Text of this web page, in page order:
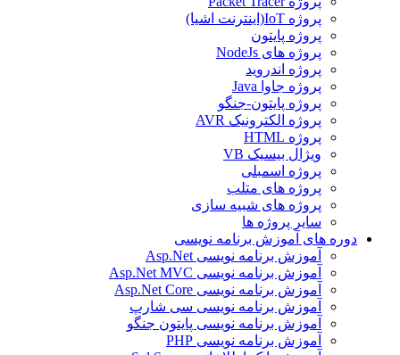
پروژه IoT(اینترنت اشیا)
پروژه پایتون
پروژه های NodeJs
پروژه اندروید
پروژه جاوا Java
پروژه پایتون-جنگو
پروژه الکترونیک AVR
پروژه HTML
ویژال بیسیک VB
پروژه اسمبلی
پروژه های متلب
پروژه های شبیه سازی
سایر پروژه ها
دوره های آموزش برنامه نویسی
آموزش برنامه نویسی Asp.Net
آموزش برنامه نویسی Asp.Net MVC
آموزش برنامه نویسی Asp.Net Core
آموزش برنامه نویسی سی شارپ
آموزش برنامه نویسی پایتون جنگو
آموزش برنامه نویسی PHP